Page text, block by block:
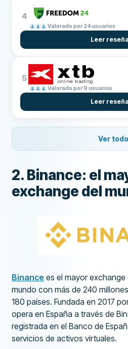
4
Valorado por 24 usuarios
Leer reseña
5
Valorado por 9 usuarios
Leer reseña
Ver todo
2. Binance: el
exchange del
Binance es el mayor
mundo con más de 240
180 países. Fundada en 2017
opera en España a través de
registrada en el Banco de
servicios de activos virtuales.